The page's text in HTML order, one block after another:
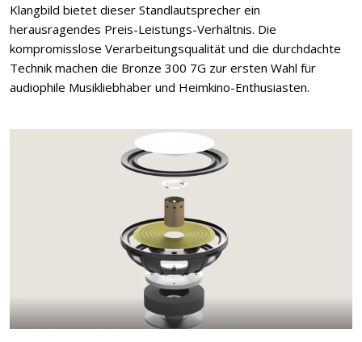
Klangbild bietet dieser Standlautsprecher ein
herausragendes Preis-Leistungs-Verhältnis. Die
kompromisslose Verarbeitungsqualität und die durchdachte
Technik machen die Bronze 300 7G zur ersten Wahl für
audiophile Musikliebhaber und Heimkino-Enthusiasten.